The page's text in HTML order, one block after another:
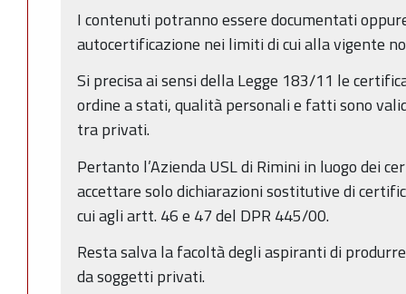
I contenuti potranno essere documentati
autocertificazione nei limiti di cui alla vigente
Si precisa ai sensi della Legge 183/11 le
ordine a stati, qualità personali e fatti sono
tra privati.
Pertanto l’Azienda USL di Rimini in luogo dei
accettare solo dichiarazioni sostitutive di
cui agli artt. 46 e 47 del DPR 445/00.
Resta salva la facoltà degli aspiranti di
da soggetti privati.